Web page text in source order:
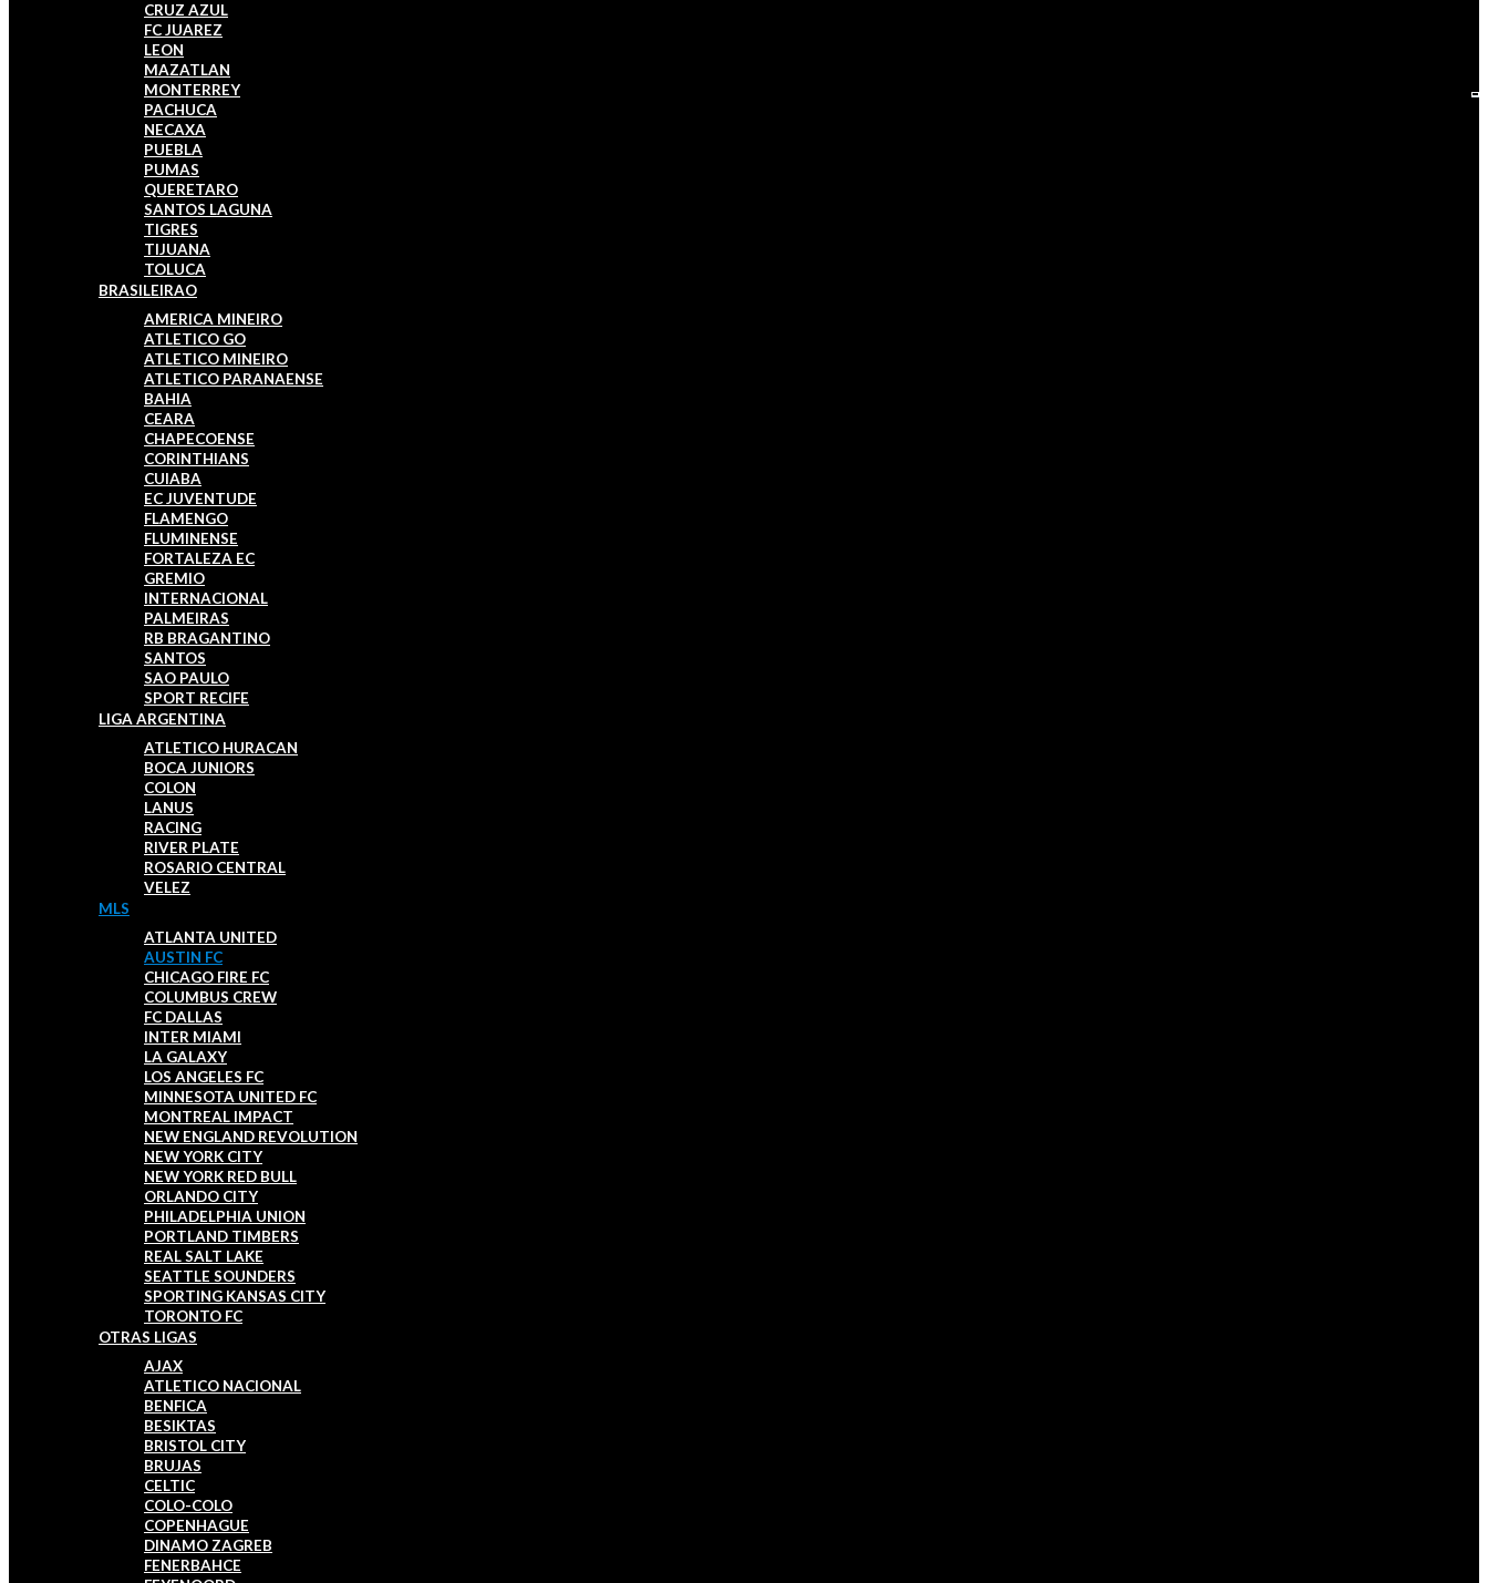
CRUZ AZUL
FC JUAREZ
LEON
MAZATLAN
MONTERREY
PACHUCA
NECAXA
PUEBLA
PUMAS
QUERETARO
SANTOS LAGUNA
TIGRES
TIJUANA
TOLUCA
BRASILEIRAO
AMERICA MINEIRO
ATLETICO GO
ATLETICO MINEIRO
ATLETICO PARANAENSE
BAHIA
CEARA
CHAPECOENSE
CORINTHIANS
CUIABA
EC JUVENTUDE
FLAMENGO
FLUMINENSE
FORTALEZA EC
GREMIO
INTERNACIONAL
PALMEIRAS
RB BRAGANTINO
SANTOS
SAO PAULO
SPORT RECIFE
LIGA ARGENTINA
ATLETICO HURACAN
BOCA JUNIORS
COLON
LANUS
RACING
RIVER PLATE
ROSARIO CENTRAL
VELEZ
MLS
ATLANTA UNITED
AUSTIN FC
CHICAGO FIRE FC
COLUMBUS CREW
FC DALLAS
INTER MIAMI
LA GALAXY
LOS ANGELES FC
MINNESOTA UNITED FC
MONTREAL IMPACT
NEW ENGLAND REVOLUTION
NEW YORK CITY
NEW YORK RED BULL
ORLANDO CITY
PHILADELPHIA UNION
PORTLAND TIMBERS
REAL SALT LAKE
SEATTLE SOUNDERS
SPORTING KANSAS CITY
TORONTO FC
OTRAS LIGAS
AJAX
ATLETICO NACIONAL
BENFICA
BESIKTAS
BRISTOL CITY
BRUJAS
CELTIC
COLO-COLO
COPENHAGUE
DINAMO ZAGREB
FENERBAHCE